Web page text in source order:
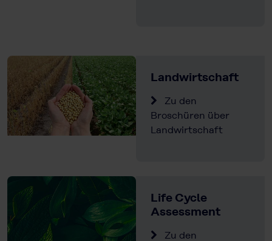
Landwirtschaft
Zu den
Broschüren über
Landwirtschaft
Life Cycle
Assessment
Zu den